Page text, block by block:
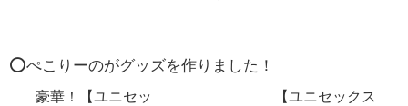
⭕️ぺこりーのがグッズを作りました！
豪華！【ユニセッ
【ユニセックス